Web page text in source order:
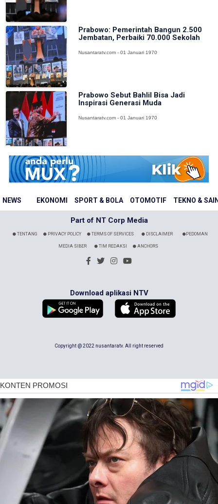
NEWS EKONOMI SPORT & BOLA OTOMOTIF TEKNO &
Prabowo: Pemerintah Bangun 2.500
Jembatan, Perbaiki 70.000 Sekolah
Nusantaratv.com - 01 Januari 1970
Prabowo Sebut Bahlil Bisa Jadi
Inspirasi Generasi Muda
Nusantaratv.com - 01 Januari 1970
Part of NT Corp Media
TENTANG PRIVACY POLICY TERMS OF SERVICES DISCLAIMER PEDOMAN
MEDIA SIBER TIM REDAKSI ANCHORS
Download aplikasi NTV
Copyright @ 2022 nusantaratv. All right reserved